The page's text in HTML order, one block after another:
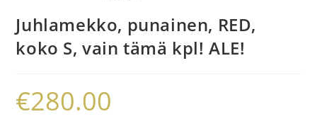
Juhlamekko, punainen, RED,
koko S, vain tämä kpl! ALE!
€280.00